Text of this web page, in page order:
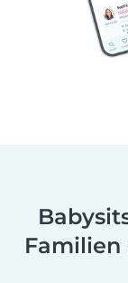
Familien